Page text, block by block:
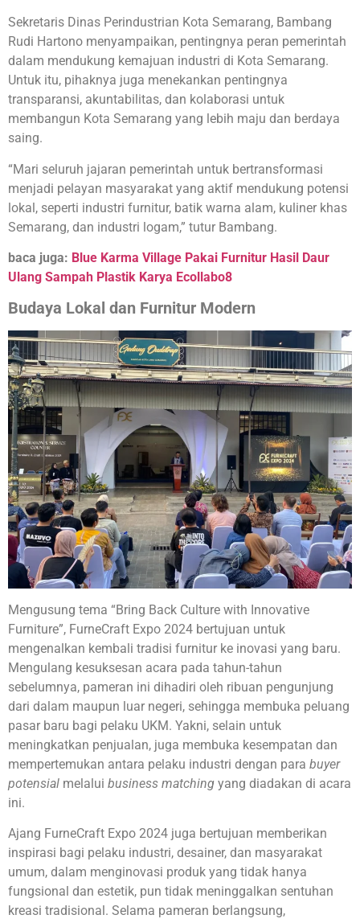
Sekretaris Dinas Perindustrian Kota Semarang, Bambang
Rudi Hartono menyampaikan, pentingnya peran pemerintah
dalam mendukung kemajuan industri di Kota Semarang.
Untuk itu, pihaknya juga menekankan pentingnya
transparansi, akuntabilitas, dan kolaborasi untuk
membangun Kota Semarang yang lebih maju dan berdaya
saing.
“Mari seluruh jajaran pemerintah untuk bertransformasi
menjadi pelayan masyarakat yang aktif mendukung potensi
lokal, seperti industri furnitur, batik warna alam, kuliner khas
Semarang, dan industri logam,” tutur Bambang.
baca juga: Blue Karma Village Pakai Furnitur Hasil Daur
Ulang Sampah Plastik Karya Ecollabo8
Budaya Lokal dan Furnitur Modern
Mengusung tema “Bring Back Culture with Innovative
Furniture”, FurneCraft Expo 2024 bertujuan untuk
mengenalkan kembali tradisi furnitur ke inovasi yang baru.
Mengulang kesuksesan acara pada tahun-tahun
sebelumnya, pameran ini dihadiri oleh ribuan pengunjung
dari dalam maupun luar negeri, sehingga membuka peluang
pasar baru bagi pelaku UKM. Yakni, selain untuk
meningkatkan penjualan, juga membuka kesempatan dan
mempertemukan antara pelaku industri dengan para buyer
potensial melalui business matching yang diadakan di acara
ini.
Ajang FurneCraft Expo 2024 juga bertujuan memberikan
inspirasi bagi pelaku industri, desainer, dan masyarakat
umum, dalam menginovasi produk yang tidak hanya
fungsional dan estetik, pun tidak meninggalkan sentuhan
kreasi tradisional. Selama pameran berlangsung,